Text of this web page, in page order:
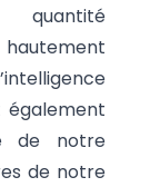
hautement
également
de notre
de notre